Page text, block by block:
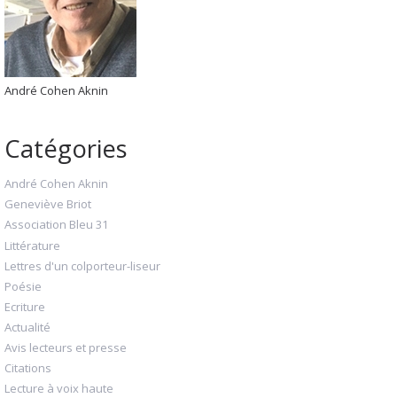
André Cohen Aknin
Catégories
André Cohen Aknin
Geneviève Briot
Association Bleu 31
Littérature
Lettres d'un colporteur-liseur
Poésie
Ecriture
Actualité
Avis lecteurs et presse
Citations
Lecture à voix haute